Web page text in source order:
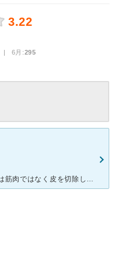
3.22
| 6月:295
前回投稿したその後です。手術2度目は筋肉ではなく皮を切除しました。緊張もせず安心して挑み前回同様、痛みもなくリラックスして受ける事ができました。執刀は院長先生でしたが、見た目の美しさと違いサバサバちゃ